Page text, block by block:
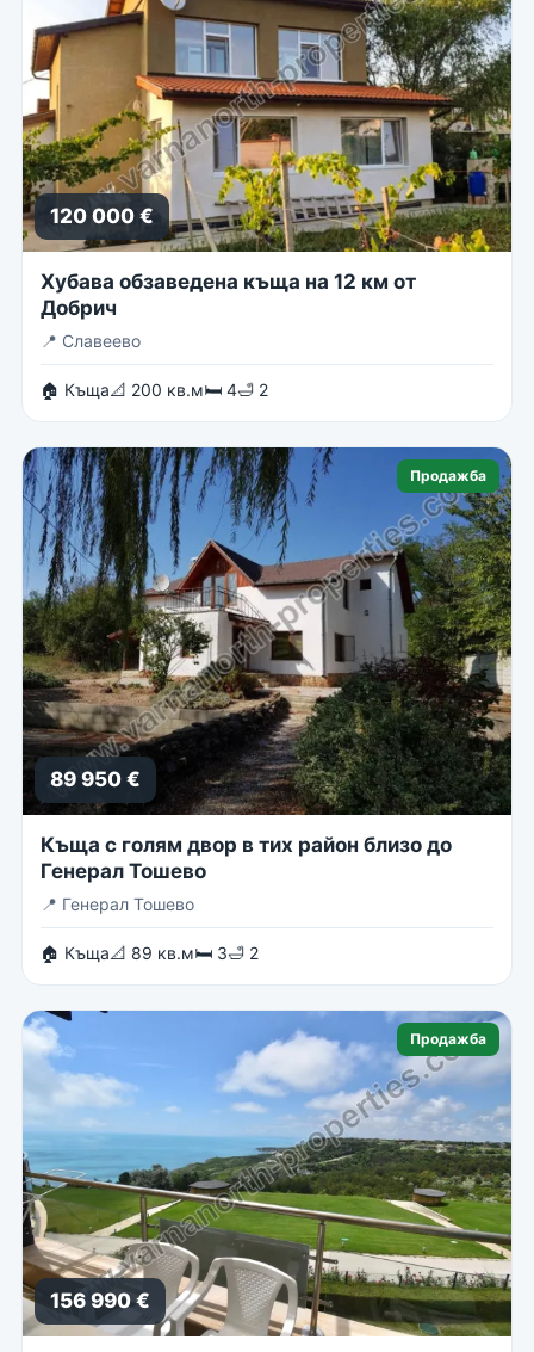
120 000 €
Хубава обзаведена къща на 12 км от
Добрич
📍 Славеево
🏠 Къща📐 200 кв.м🛏 4🛁 2
Продажба
89 950 €
Къща с голям двор в тих район близо до
Генерал Тошево
📍 Генерал Тошево
🏠 Къща📐 89 кв.м🛏 3🛁 2
Продажба
156 990 €